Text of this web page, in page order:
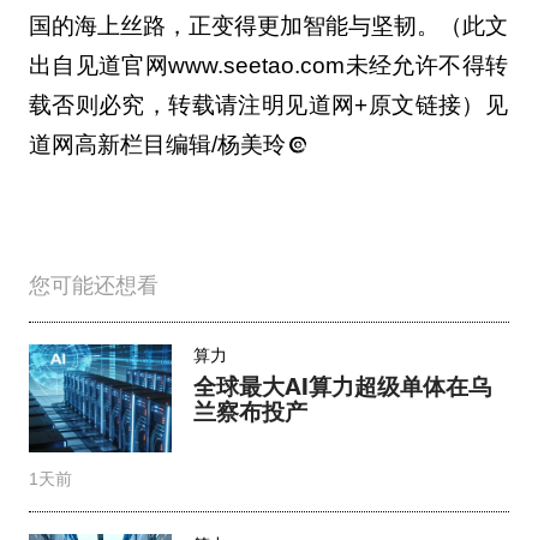
国的海上丝路，正变得更加智能与坚韧。（此文
出自见道官网www.seetao.com未经允许不得转
载否则必究，转载请注明见道网+原文链接）见
道网高新栏目编辑/杨美玲
您可能还想看
算力
全球最大AI算力超级单体在乌
兰察布投产
1天前